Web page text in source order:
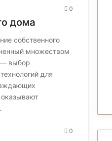
0
дома
собственного
множеством
— выбор
для
0